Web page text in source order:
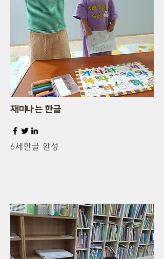
​재미나는 한글
6세한글 완성